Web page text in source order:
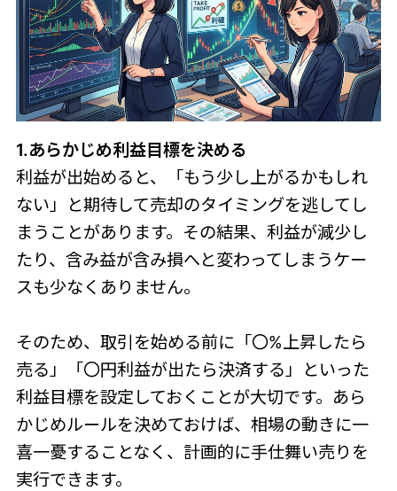
1.あらかじめ利益目標を決める
利益が出始めると、「もう少し上がるかもしれ
ない」と期待して売却のタイミングを逃してし
まうことがあります。その結果、利益が減少し
たり、含み益が含み損へと変わってしまうケー
スも少なくありません。
そのため、取引を始める前に「〇%上昇したら
売る」「〇円利益が出たら決済する」といった
利益目標を設定しておくことが大切です。あら
かじめルールを決めておけば、相場の動きに一
喜一憂することなく、計画的に手仕舞い売りを
実行できます。